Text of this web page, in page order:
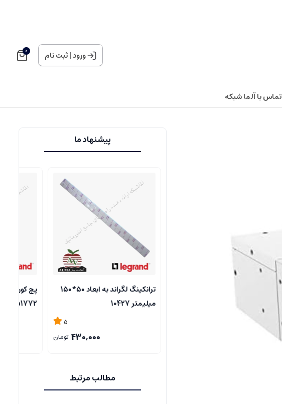
ورود|ثبت نام 0
تماس با آلما شبکه
پیشنهاد ما
پچ کورد 1 متری Cat6UTP لگراند
51772
5
480,000 تومان
مکانیزم
77210
مطالب مرتبط